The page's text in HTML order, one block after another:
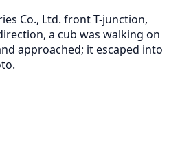
Co., Ltd. front T-junction,
a cub was walking on
approached; it escaped into